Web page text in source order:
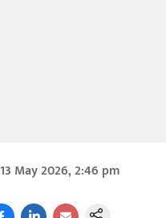
13 May 2026, 2:46 pm